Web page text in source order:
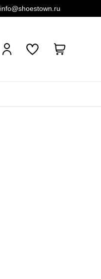
info@shoestown.ru